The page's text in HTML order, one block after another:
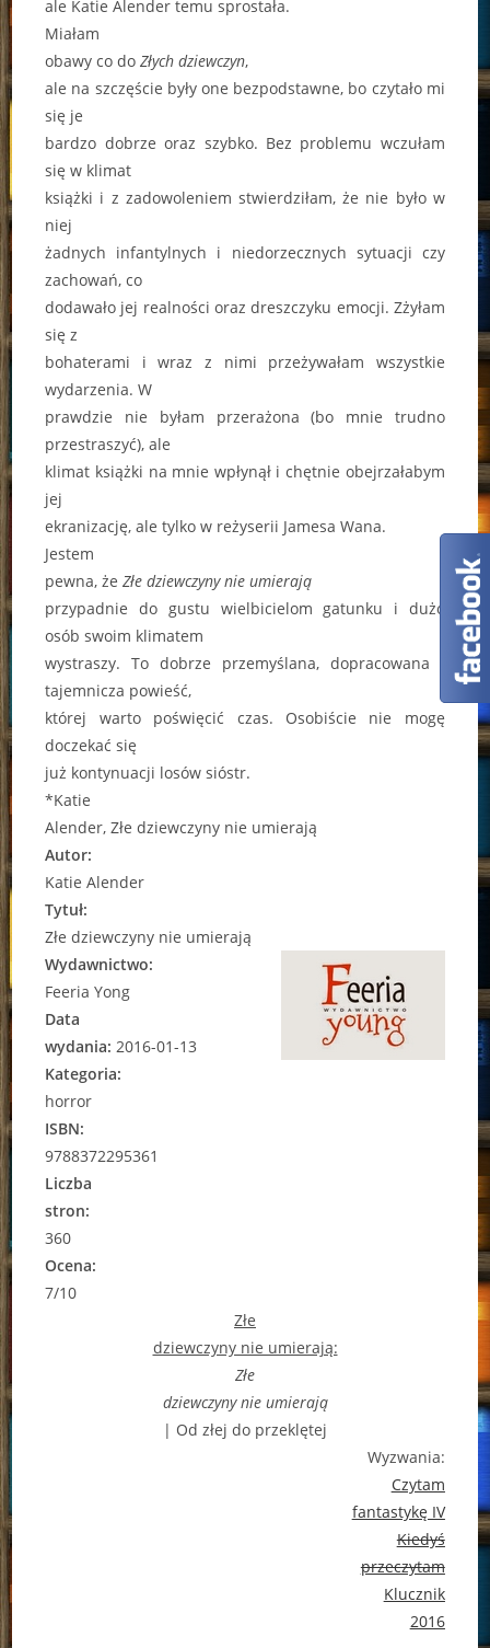
ale Katie Alender temu sprostała.
Miałam
obawy co doZłych dziewczyn,
ale na szczęście były one bezpodstawne, bo czytało mi
się je
bardzo dobrze oraz szybko. Bez problemu wczułam
się w klimat
książki i z zadowoleniem stwierdziłam, że nie było w
niej
żadnych infantylnych i niedorzecznych sytuacji czy
zachowań, co
dodawało jej realności oraz dreszczyku emocji. Zżyłam
się z
bohaterami i wraz z nimi przeżywałam wszystkie
wydarzenia. W
prawdzie nie byłam przerażona (bo mnie trudno
przestraszyć), ale
klimat książki na mnie wpłynął i chętnie obejrzałabym
jej
ekranizację, ale tylko w reżyserii Jamesa Wana.
Jestem
pewna, żeZłe dziewczyny nie umierają
przypadnie do gustu wielbicielom gatunku i dużo
osób swoim klimatem
wystraszy. To dobrze przemyślana, dopracowana i
tajemnicza powieść,
której warto poświęcić czas. Osobiście nie mogę
doczekać się
już kontynuacji losów sióstr.
*Katie
Alender, Złe dziewczyny nie umierają
Autor:
Katie Alender
Tytuł:
Złe dziewczyny nie umierają
Wydawnictwo:
Feeria Yong
Data
wydania:2016-01-13
Kategoria:
horror
ISBN:
9788372295361
Liczba
stron:
360
Ocena:
7/10
Złe
dziewczyny nie umierają:
Złe
dziewczyny nie umierają
| Od złej do przeklętej
Wyzwania:
Czytam
fantastykę IV
Kiedyś
przeczytam
Klucznik
2016